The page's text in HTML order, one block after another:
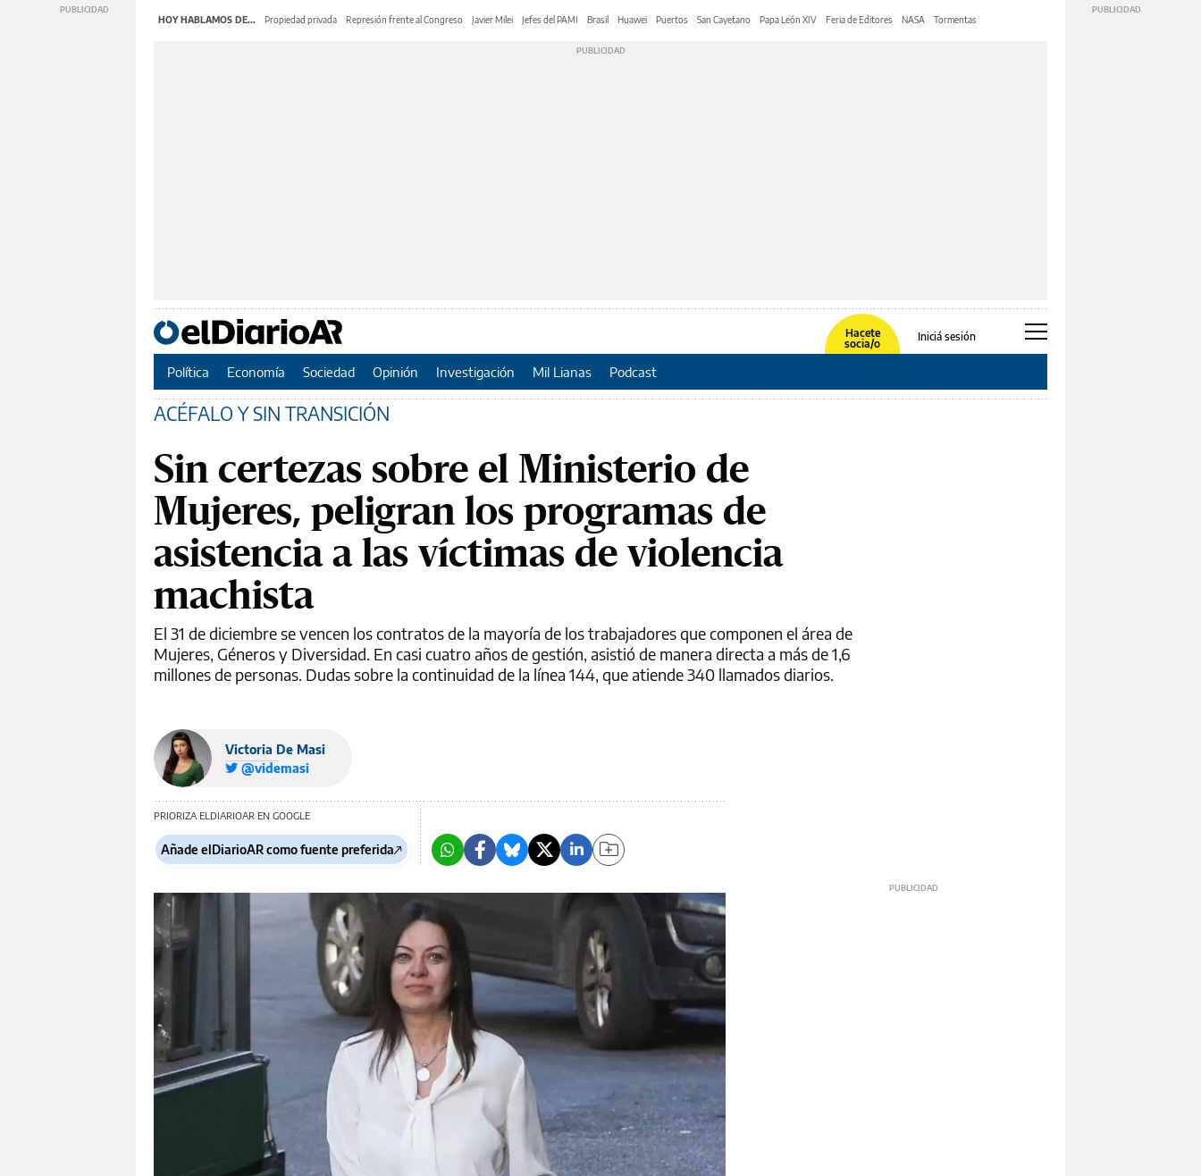
HOY HABLAMOS DE... Propiedad privada Represión frente al Congreso Javier Milei Jefes del PAMI Brasil Huawei Puertos San Cayetano Papa León XIV Feria de Editores NASA Tormentas
Hacete
socia/o
Iniciá sesión
Política Economía Sociedad Opinión Investigación Mil Lianas Podcast
ACÉFALO Y SIN TRANSICIÓN
Sin certezas sobre el Ministerio de
Mujeres, peligran los programas de
asistencia a las víctimas de violencia
machista
El 31 de diciembre se vencen los contratos de la mayoría de los trabajadores que componen el área de
Mujeres, Géneros y Diversidad. En casi cuatro años de gestión, asistió de manera directa a más de 1,6
millones de personas. Dudas sobre la continuidad de la línea 144, que atiende 340 llamados diarios.
Victoria De Masi
@videmasi
PRIORIZA ELDIARIOAR EN GOOGLE
Añade elDiarioAR como fuente preferida